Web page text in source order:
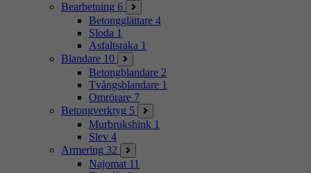
Bearbetning 6
Betongglättare 4
Sloda 1
Asfaltsraka 1
Blandare 10
Betongblandare 2
Tvångsblandare 1
Omrörare 7
Betongverktyg 5
Murbrukshink 1
Slev 4
Armering 32
Najomat 11